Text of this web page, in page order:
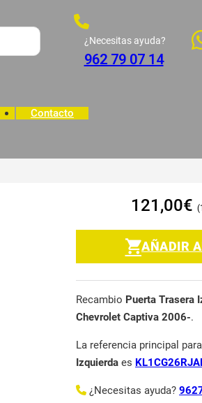
¿Necesitas ayuda?
962 79 07 14
Contacto
121,00€
AÑADIR
Recambio Puerta Trasera
Chevrolet Captiva 2006-.
La referencia principal para
Izquierda es
¿Necesitas ayuda?